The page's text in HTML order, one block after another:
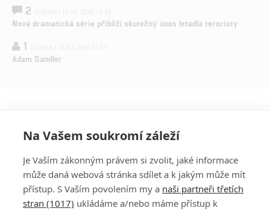
2
Nová dramatická série přiblíží skutečný únos letadla teroristy
1
Adam Sandler
Na Vašem soukromí záleží
Je Vaším zákonným právem si zvolit, jaké informace
může daná webová stránka sdílet a k jakým může mít
přístup. S Vaším povolením my a naši partneři třetích
stran (1017) ukládáme a/nebo máme přístup k